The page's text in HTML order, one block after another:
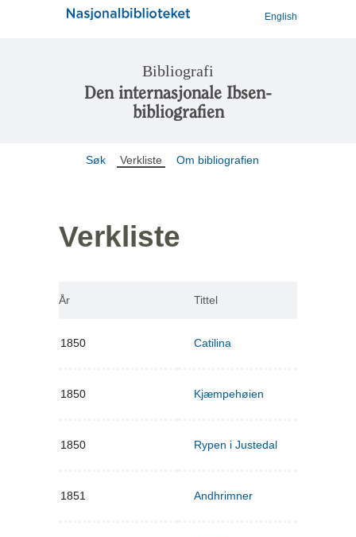
English
Bibliografi
Den internasjonale Ibsen-
bibliografien
Søk Verkliste Om bibliografien
Verkliste
År Tittel
1850 Catilina
1850 Kjæmpehøien
1850 Rypen i Justedal
1851 Andhrimner